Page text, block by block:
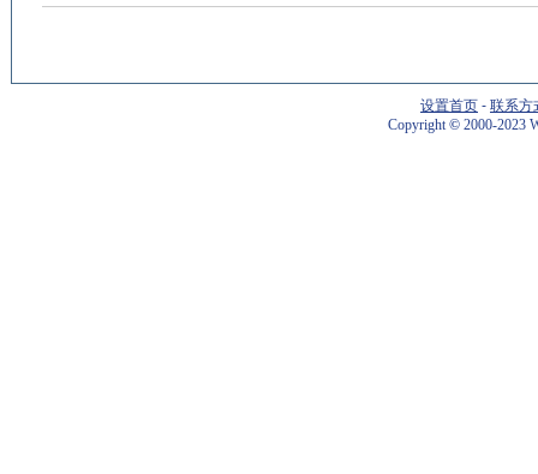
设置首页 - 联系方
Copyright©2000-2023